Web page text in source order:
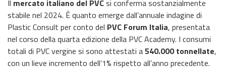
Il mercato italiano del PVCsi conferma sostanzialmente
stabile nel 2024. È quanto emerge dall’annuale indagine di
Plastic Consult per conto del PVC Forum Italia, presentata
nel corso della quarta edizione della PVC Academy. I consumi
totali di PVC vergine si sono attestati a540.000 tonnellate,
con un lieve incremento dell’1% rispetto all’anno precedente.